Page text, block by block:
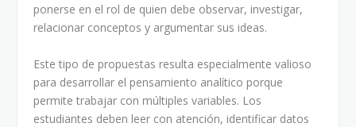
ponerse en el rol de quien debe observar, investigar,
relacionar conceptos y argumentar sus ideas.
Este tipo de propuestas resulta especialmente valioso
para desarrollar el pensamiento analítico porque
permite trabajar con múltiples variables. Los
estudiantes deben leer con atención, identificar datos